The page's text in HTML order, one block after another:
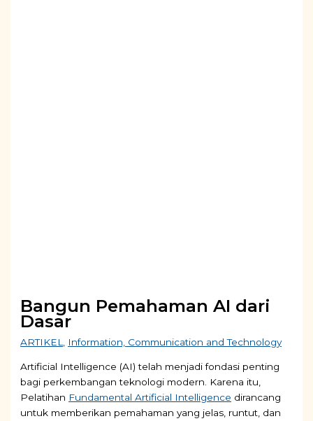
Bangun Pemahaman AI dari
Dasar
ARTIKEL Information, Communication and Technology
Artificial Intelligence (AI) telah menjadi fondasi penting
bagi perkembangan teknologi modern. Karena itu,
Pelatihan Fundamental Artificial Intelligence dirancang
untuk memberikan pemahaman yang jelas, runtut, dan